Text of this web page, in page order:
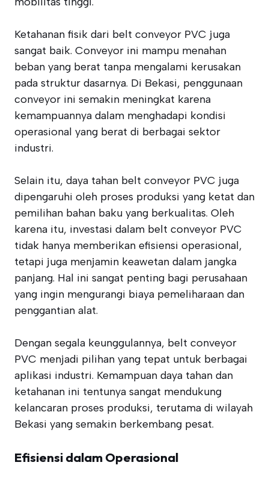
Ketahanan fisik dari belt conveyor PVC juga
sangat baik. Conveyor ini mampu menahan
beban yang berat tanpa mengalami kerusakan
pada struktur dasarnya. Di Bekasi, penggunaan
conveyor ini semakin meningkat karena
kemampuannya dalam menghadapi kondisi
operasional yang berat di berbagai sektor
industri.
Selain itu, daya tahan belt conveyor PVC juga
dipengaruhi oleh proses produksi yang ketat dan
pemilihan bahan baku yang berkualitas. Oleh
karena itu, investasi dalam belt conveyor PVC
tidak hanya memberikan efisiensi operasional,
tetapi juga menjamin keawetan dalam jangka
panjang. Hal ini sangat penting bagi perusahaan
yang ingin mengurangi biaya pemeliharaan dan
penggantian alat.
Dengan segala keunggulannya, belt conveyor
PVC menjadi pilihan yang tepat untuk berbagai
aplikasi industri. Kemampuan daya tahan dan
ketahanan ini tentunya sangat mendukung
kelancaran proses produksi, terutama di wilayah
Bekasi yang semakin berkembang pesat.
Efisiensi dalam Operasional